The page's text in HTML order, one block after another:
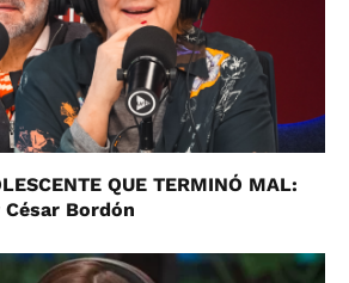
QUE TERMINÓ MAL:
Bordón